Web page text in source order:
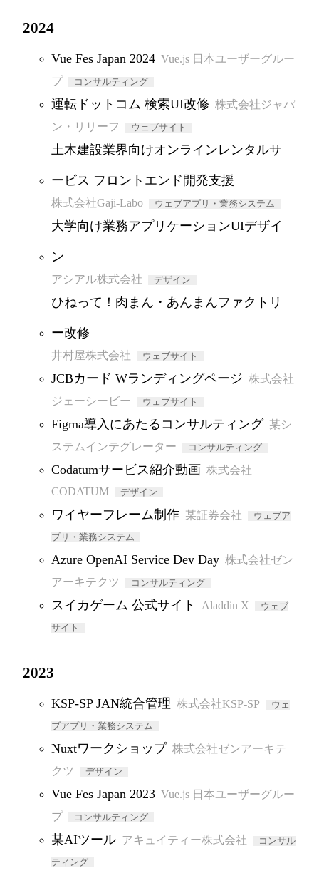
2024
Vue Fes Japan 2024 Vue.js 日本ユーザーグルー
プ
コンサルティング
運転ドットコム 検索UI改修 株式会社ジャパ
ン・リリーフ
ウェブサイト
土木建設業界向けオンラインレンタルサ
ービス フロントエンド開発支援
株式会社Gaji-Labo ウェブアプリ・業務システム
大学向け業務アプリケーションUIデザイ
ン
アシアル株式会社 デザイン
ひねって！肉まん・あんまんファクトリ
ー改修
井村屋株式会社 ウェブサイト
JCBカード Wランディングページ 株式会社
ジェーシービー
ウェブサイト
Figma導入にあたるコンサルティング 某シ
ステムインテグレーター
コンサルティング
Codatumサービス紹介動画 株式会社
CODATUM
デザイン
ワイヤーフレーム制作 某証券会社 ウェブア
プリ・業務システム
Azure OpenAI Service Dev Day 株式会社ゼン
アーキテクツ
コンサルティング
スイカゲーム 公式サイト Aladdin X ウェブ
サイト
2023
KSP-SP JAN統合管理 株式会社KSP-SP ウェ
ブアプリ・業務システム
Nuxtワークショップ 株式会社ゼンアーキテ
クツ
デザイン
Vue Fes Japan 2023 Vue.js 日本ユーザーグルー
プ
コンサルティング
某AIツール アキュイティー株式会社 コンサル
ティング